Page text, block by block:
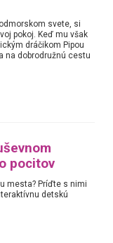
svete, si
pokoj. Keď mu však
dráčikom Pipou
na dobrodružnú cestu
pocitov
mesta? Príďte s nimi
detskú